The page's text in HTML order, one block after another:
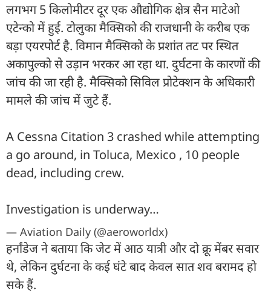
लगभग 5 किलोमीटर दूर एक औद्योगिक क्षेत्र सैन माटेओ
एटेन्को में हुई. टोलुका मैक्सिको की राजधानी के करीब एक
बड़ा एयरपोर्ट है. विमान मैक्सिको के प्रशांत तट पर स्थित
अकापुल्को से उड़ान भरकर आ रहा था. दुर्घटना के कारणों की
जांच की जा रही है. मैक्सिको सिविल प्रोटेक्शन के अधिकारी
मामले की जांच में जुटे हैं.
A Cessna Citation 3 crashed while attempting
a go around, in Toluca, Mexico , 10 people
dead, including crew.
Investigation is underway…
— Aviation Daily (@aeroworldx)
हर्नांडेज ने बताया कि जेट में आठ यात्री और दो क्रू मेंबर सवार
थे, लेकिन दुर्घटना के कई घंटे बाद केवल सात शव बरामद हो
सके हैं.